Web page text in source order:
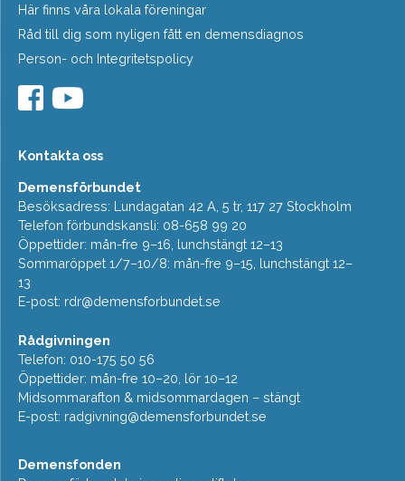
Här finns våra lokala föreningar
Råd till dig som nyligen fått en demensdiagnos
Person- och Integritetspolicy
Kontakta oss
Demensförbundet
Besöksadress: Lundagatan 42 A, 5 tr, 117 27 Stockholm
Telefon förbundskansli: 08-658 99 20
Öppettider: mån-fre 9–16, lunchstängt 12–13
Sommaröppet 1/7–10/8: mån-fre 9–15, lunchstängt 12–
13
E-post: rdr@demensforbundet.se
Rådgivningen
Telefon: 010-175 50 56
Öppettider: mån-fre 10–20, lör 10–12
Midsommarafton & midsommardagen – stängt
E-post: radgivning@demensforbundet.se
Demensfonden